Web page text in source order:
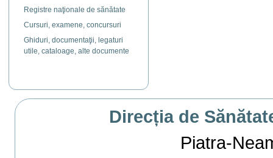
Registre naţionale de sănătate
Cursuri, examene, concursuri
Ghiduri, documentaţii, legaturi
utile, cataloage, alte documente
Direcția de
Piatra-